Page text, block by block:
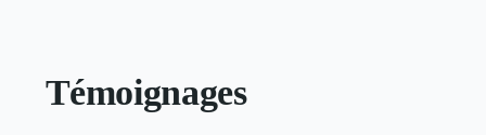
Témoignages